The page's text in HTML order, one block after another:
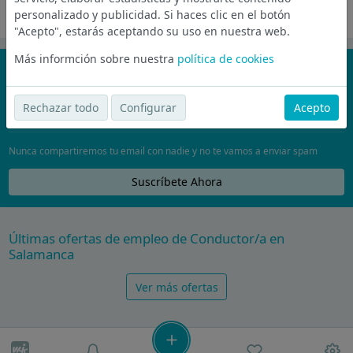
Oferta desactivada
Únete a la comunidad de wijobs y recibe por email las mejores
ofertas de empleo
Nunca compartiremos tu email con nadie y no te vamos a enviar spam
Suscríbete Ahora
Últimas ofertas de empleo de Conductor/a en
Salamanca
Ver más ofertas
personalizado y publicidad. Si haces clic en el botón
"Acepto", estarás aceptando su uso en nuestra web.
Más informción sobre nuestra política de cookies
Rechazar todo Configurar Acepto